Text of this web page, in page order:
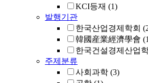
KCI등재 (1)
발행기관
한국산업경제학회
韓國産業經濟學會
한국건설경제산업
주제분류
사회과학 (3)